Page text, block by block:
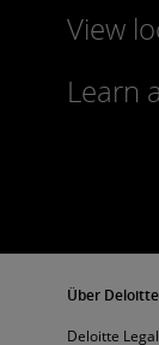
View
Learn
Über
Deloitte